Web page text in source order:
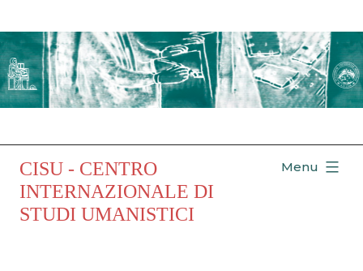
al
contenuto
CISU - CENTRO
INTERNAZIONALE DI
STUDI UMANISTICI
Menu